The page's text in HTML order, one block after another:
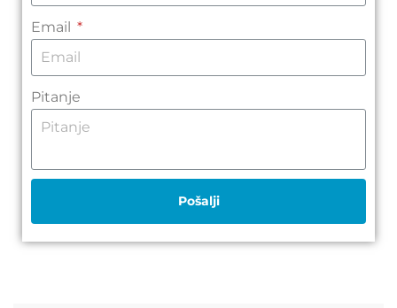
Email
Pitanje
Pošalji